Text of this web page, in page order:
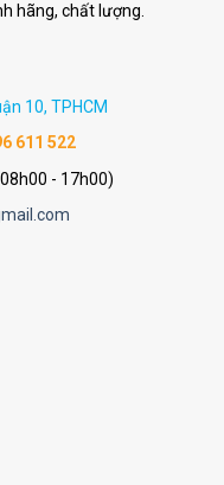
hãng, chất lượng.
10, TPHCM
611 522
- 17h00)